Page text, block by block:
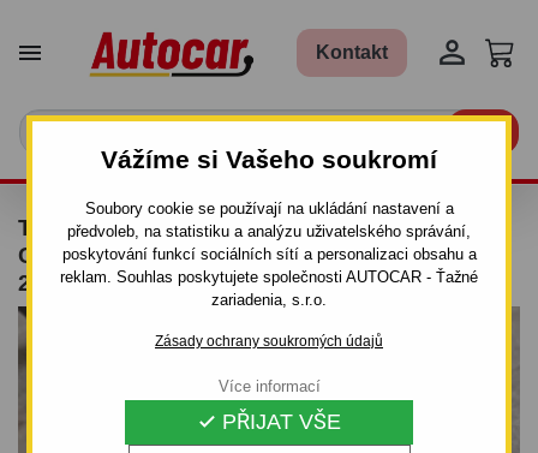
Vážíme si Vašeho soukromí
Soubory cookie se používají na ukládání nastavení a
předvoleb, na statistiku a analýzu uživatelského správání,
poskytování funkcí sociálních sítí a personalizaci obsahu a
reklam. Souhlas poskytujete společnosti AUTOCAR - Ťažné
zariadenia, s.r.o.
Zásady ochrany soukromých údajů
 PŘIJAT VŠE
Více informací
 Kontakt 
TAŽNÉ ZAŘÍZENÍ PRO KIA R I O - 5DV. /
COMBI, (DC) - ŠROUBOVÝ SYSTÉM - OD
2000 DO 2005